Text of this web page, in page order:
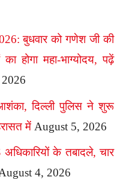
बुधवार को गणेश जी की
होगा महा-भाग्योदय, पढ़ें
दिल्ली पुलिस ने शुरू
में August 5, 2026
के तबादले, चार
4, 2026